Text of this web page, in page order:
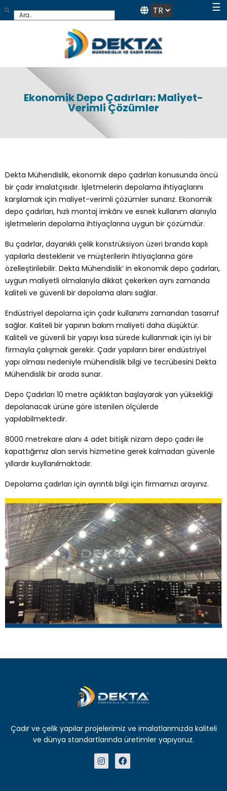
☰
Ekonomik Depo Çadırları: Maliyet-
Verimli Çözümler
Dekta Mühendislik, ekonomik depo çadırları konusunda öncü
bir çadır imalatçısıdır. İşletmelerin depolama ihtiyaçlarını
karşılamak için maliyet-verimli çözümler sunarız. Ekonomik
depo çadırları, hızlı montaj imkânı ve esnek kullanım alanıyla
işletmelerin depolama ihtiyaçlarına uygun bir çözümdür.
Bu çadırlar, dayanıklı çelik konstrüksiyon üzeri branda kaplı
yapılarla desteklenir ve müşterilerin ihtiyaçlarına göre
özelleştirilebilir. Dekta Mühendislik’ in ekonomik depo çadırları,
uygun maliyetli olmalarıyla dikkat çekerken aynı zamanda
kaliteli ve güvenli bir depolama alanı sağlar.
Endüstriyel depolama için çadır kullanımı zamandan tasarruf
sağlar. Kaliteli bir yapının bakım maliyeti daha düşüktür.
Kaliteli ve güvenli bir yapıyı kısa sürede kullanmak için iyi bir
firmayla çalışmak gerekir. Çadır yapıların birer endüstriyel
yapı olması nedeniyle mühendislik bilgi ve tecrübesini Dekta
Mühendislik bir arada sunar.
Depo Çadırları 10 metre açıklıktan başlayarak yan yüksekliği
depolanacak ürüne göre istenilen ölçülerde
yapılabilmektedir.
8000 metrekare alanı 4 adet bitişik nizam depo çadırı ile
kapattığımız alan servis hizmetine gerek kalmadan güvenle
yıllardır kuyllanılmaktadır.
Depolama çadırları için ayrıntılı bilgi için firmamızı arayınız.
Çadır ve çelik yapılar projelerimiz ve imalatlarımızda kaliteli
ve dünya standartlarında üretimler yapıyoruz.